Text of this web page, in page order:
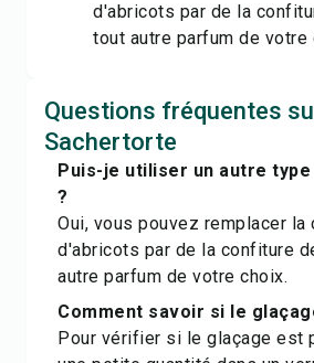
d'abricots par de la
tout autre parfum de votre
Questions fréquentes
Sachertorte
Puis-je utiliser un autre
?
Oui, vous pouvez remplacer la
d'abricots par de la confiture
autre parfum de votre choix.
Comment savoir si le
Pour vérifier si le glaçage est